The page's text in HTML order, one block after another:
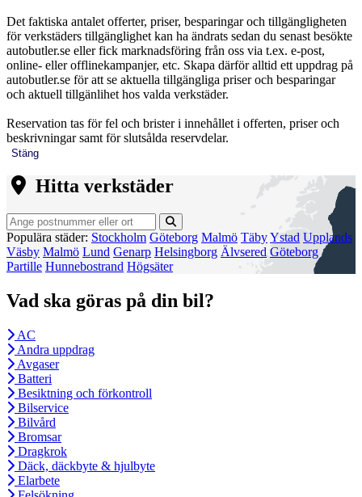
Det faktiska antalet offerter, priser, besparingar och tillgängligheten
för verkstäders tillgänglighet kan ha ändrats sedan du senast besökte
autobutler.se eller fick marknadsföring från oss via t.ex. e-post,
online- eller offlinekampanjer, etc. Skapa därför alltid ett uppdrag på
autobutler.se för att se aktuella tillgängliga priser och besparingar
och aktuell tillgänlihet hos valda verkstäder.
Reservation tas för fel och brister i innehållet i offerten, priser och
beskrivningar samt för slutsålda reservdelar.
Stäng
Hitta verkstäder
Populära städer: Stockholm Göteborg Malmö TäbyYstad Upplands
Väsby Malmö Lund Genarp Helsingborg Älvsered Göteborg
Partille Hunnebostrand Högsäter
Vad ska göras på din bil?
AC
Andra uppdrag
Avgaser
Batteri
Besiktning och förkontroll
Bilservice
Bilvård
Bromsar
Dragkrok
Däck, däckbyte & hjulbyte
Elarbete